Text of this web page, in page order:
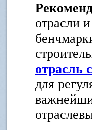
отрасли
отрасль
для